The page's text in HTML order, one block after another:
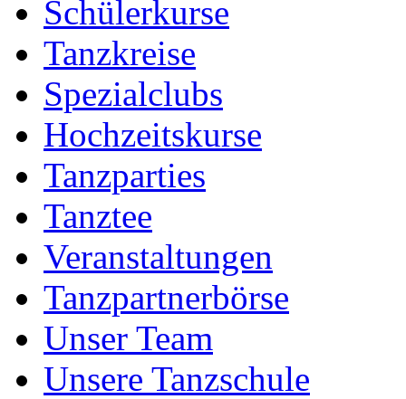
Schülerkurse
Tanzkreise
Spezialclubs
Hochzeitskurse
Tanzparties
Tanztee
Veranstaltungen
Tanzpartnerbörse
Unser Team
Unsere Tanzschule